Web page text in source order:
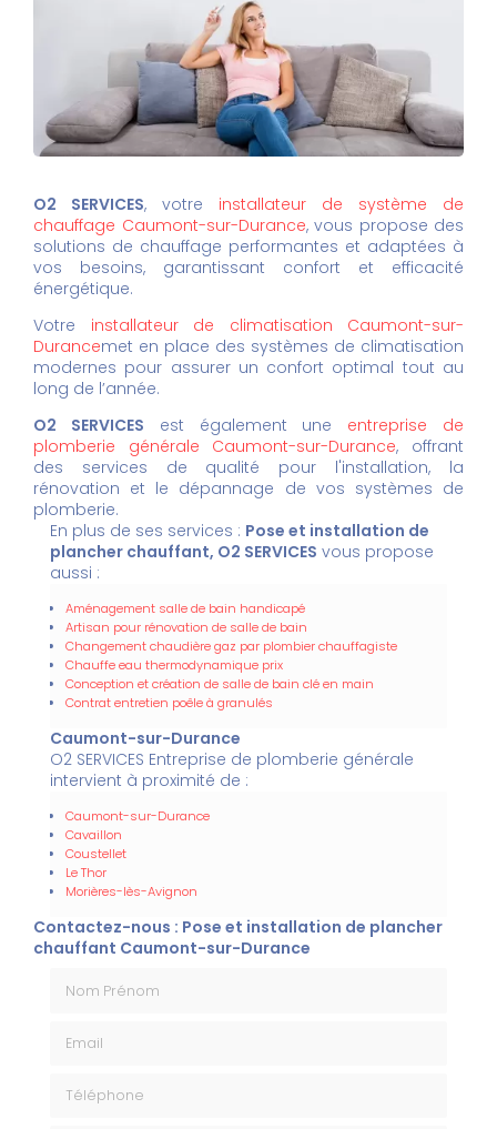
O2 SERVICES, votre installateur de système de
chauffage Caumont-sur-Durance, vous propose des
solutions de chauffage performantes et adaptées à
vos besoins, garantissant confort et efficacité
énergétique.
Votre installateur de climatisation Caumont-sur-
Durancemet en place des systèmes de climatisation
modernes pour assurer un confort optimal tout au
long de l’année.
O2 SERVICES est également une entreprise de
plomberie générale Caumont-sur-Durance, offrant
des services de qualité pour l'installation, la
rénovation et le dépannage de vos systèmes de
plomberie.
En plus de ses services : Pose et installation de
plancher chauffant, O2 SERVICES vous propose
aussi :
Aménagement salle de bain handicapé
Artisan pour rénovation de salle de bain
Changement chaudière gaz par plombier chauffagiste
Chauffe eau thermodynamique prix
Conception et création de salle de bain clé en main
Contrat entretien poêle à granulés
Caumont-sur-Durance
O2 SERVICES Entreprise de plomberie générale
intervient à proximité de :
Caumont-sur-Durance
Cavaillon
Coustellet
Le Thor
Morières-lès-Avignon
Contactez-nous : Pose et installation de plancher
chauffant Caumont-sur-Durance